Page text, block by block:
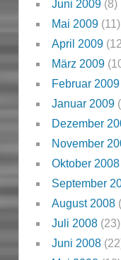
Juni 2009(8)
Mai 2009(11)
April 2009
März 2009
Februar 2009
Januar 2009
Dezember
November
Oktober 2008
September
August 2008
Juli 2008(23)
Juni 2008